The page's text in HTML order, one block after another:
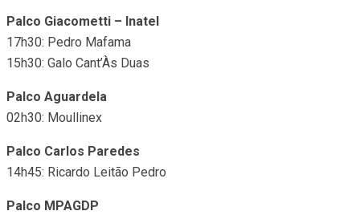
Palco Giacometti – Inatel
17h30: Pedro Mafama
15h30: Galo Cant’Às Duas
Palco Aguardela
02h30: Moullinex
Palco Carlos Paredes
14h45: Ricardo Leitão Pedro
Palco MPAGDP